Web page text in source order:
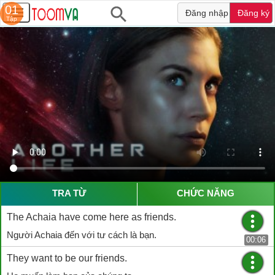
Đăng nhập Đăng ký
TRA TỪ CHỨC NĂNG
The Achaia have come here as friends.
Người Achaia đến với tư cách là bạn.
00:06
They want to be our friends.
01
Tập